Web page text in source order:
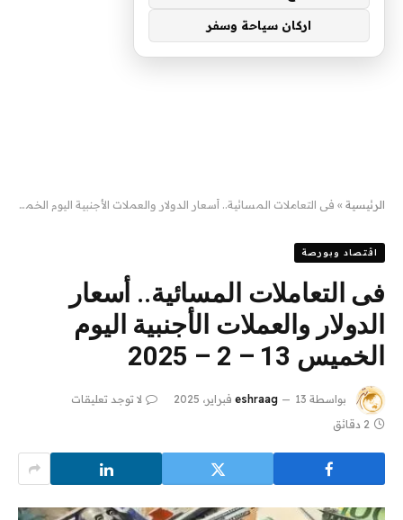
الرئيسية » فى التعاملات المسائية.. أسعار الدولار والعملات الأجنبية اليوم الخميس 13 – 2 – 2025
اقتصاد وبورصة
فى التعاملات المسائية.. أسعار
الدولار والعملات الأجنبية اليوم
الخميس 13 – 2 – 2025
بواسطة eshraag 13 فبراير، 2025
لا توجد تعليقات
2 دقائق
اركان سياحة وسفر